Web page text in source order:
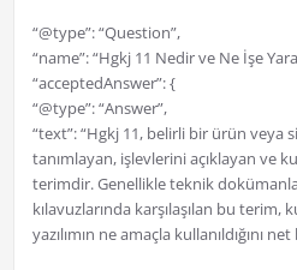
“@type”: “Question”,
“name”: “Hgkj 11 Nedir ve Ne İşe
“acceptedAnswer”: {
“@type”: “Answer”,
“text”: “Hgkj 11, belirli bir ürün veya
tanımlayan, işlevlerini açıklayan ve
terimdir. Genellikle teknik
kılavuzlarında karşılaşılan bu terim,
yazılımın ne amaçla kullanıldığını